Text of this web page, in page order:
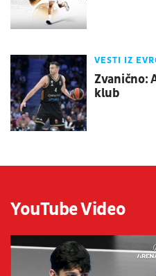
VESTI IZ
Zvanično:
klub
YouTube Video